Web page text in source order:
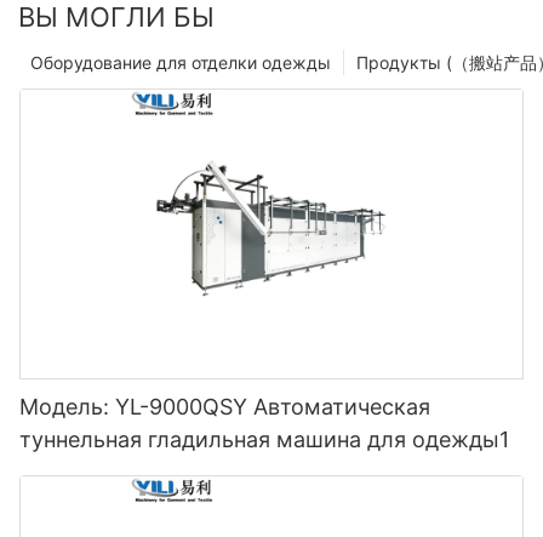
ВЫ МОГЛИ БЫ
Продукты (（搬站产品
Оборудование для отделки одежды
Модель: YL-9000QSY Автоматическая
туннельная гладильная машина для одежды1